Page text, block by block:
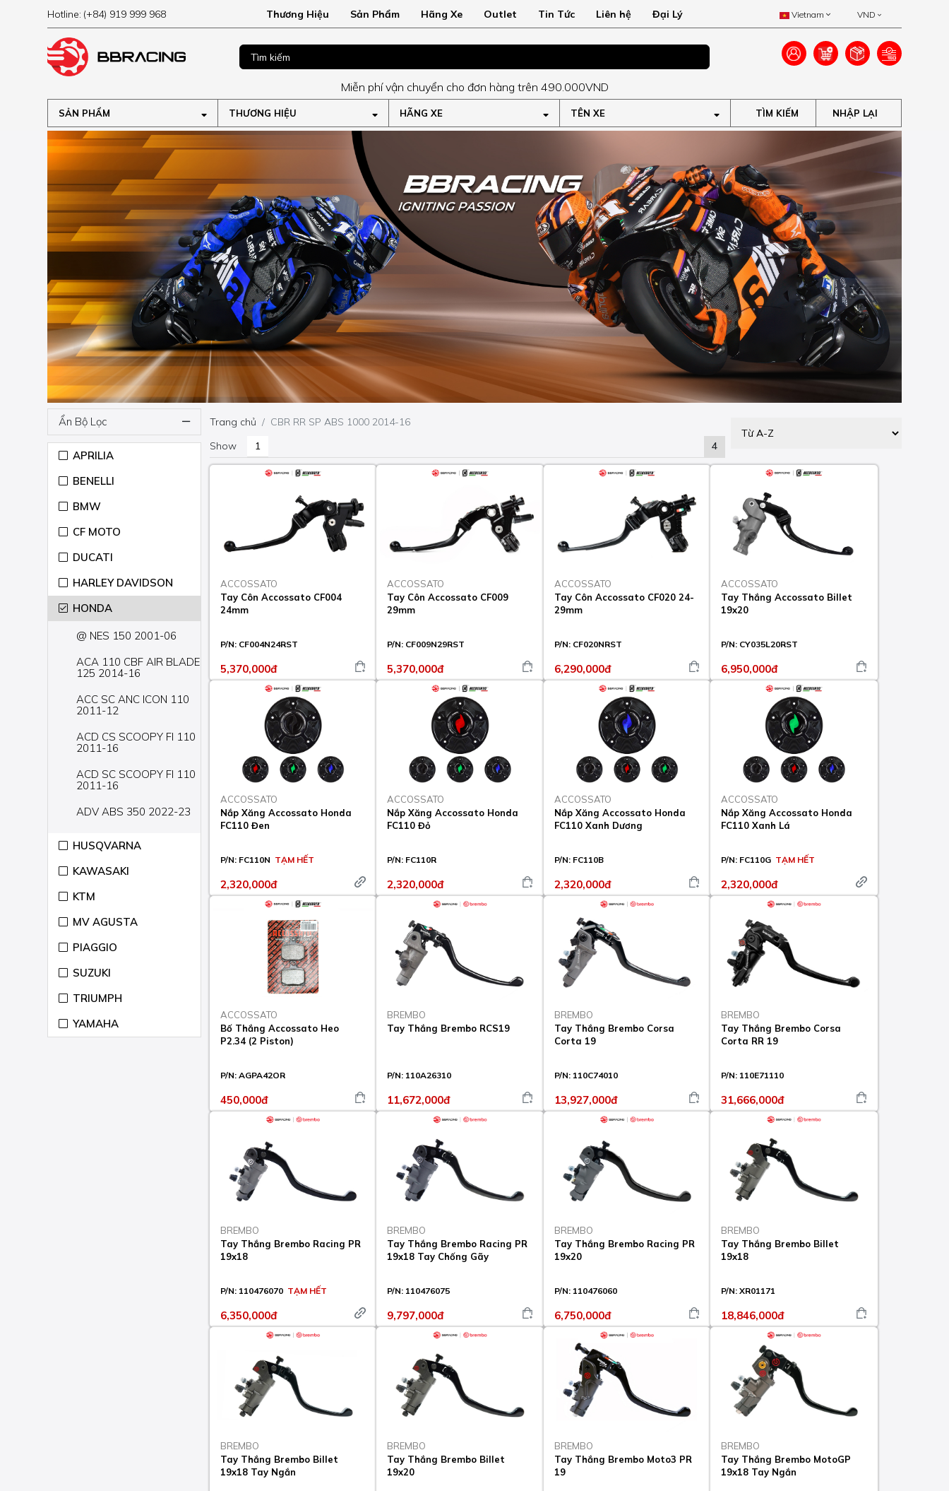
Hotline: (+84) 919 999 968 Thương Hiệu Sản Phẩm Hãng Xe Outlet Tin Tức Liên hệ Đại Lý Vietnam VND
Miễn phí vận chuyển cho đơn hàng trên 490.000VND
SẢN PHẨM THƯƠNG HIỆU HÃNG XE TÊN XE TÌM KIẾM
Ẩn Bộ Lọc
APRILIA
BENELLI
BMW
CF MOTO
DUCATI
HARLEY DAVIDSON
HONDA
@ NES 150 2001-06
ACA 110 CBF AIR BLADE
125 2014-16
ACC SC ANC ICON 110
2011-12
ACD CS SCOOPY FI 110
2011-16
ACD SC SCOOPY FI 110
2011-16
ADV ABS 350 2022-23
CA SUPER CUB 125
2019-22
CB 300 2010
CB ABS 1100 2013
CB ABS 1100 2014-15
CB EX 1100 2014-16
CB EX ABS 1100 2017-
20
HUSQVARNA
KAWASAKI
KTM
MV AGUSTA
PIAGGIO
SUZUKI
TRIUMPH
YAMAHA
Trang chủ
CBR RR SP ABS 1000 2014-16
Show
4
ACCOSSATO
Tay Côn Accossato CF004
24mm
P/N: CF004N24RST
5,370,000đ
ACCOSSATO
Tay Côn Accossato CF009
29mm
P/N: CF009N29RST
5,370,000đ
ACCOSSATO
Tay Côn Accossato CF020 24-
29mm
P/N: CF020NRST
6,290,000đ
ACCOSSATO
Tay Thắng Accossato Billet
19x20
P/N: CY035L20RST
6,950,000đ
ACCOSSATO
Nắp Xăng Accossato Honda
FC110 Đen
P/N: FC110N TẠM HẾT
2,320,000đ
ACCOSSATO
Nắp Xăng Accossato Honda
FC110 Đỏ
P/N: FC110R
2,320,000đ
ACCOSSATO
Nắp Xăng Accossato Honda
FC110 Xanh Dương
P/N: FC110B
2,320,000đ
ACCOSSATO
Nắp Xăng Accossato Honda
FC110 Xanh Lá
P/N: FC110G TẠM HẾT
2,320,000đ
ACCOSSATO
Bố Thắng Accossato Heo
P2.34 (2 Piston)
P/N: AGPA42OR
450,000đ
BREMBO
Tay Thắng Brembo RCS19
P/N: 110A26310
11,672,000đ
BREMBO
Tay Thắng Brembo Corsa
Corta 19
P/N: 110C74010
13,927,000đ
BREMBO
Tay Thắng Brembo Corsa
Corta RR 19
P/N: 110E71110
31,666,000đ
BREMBO
Tay Thắng Brembo Racing PR
19x18
P/N: 110476070 TẠM HẾT
6,350,000đ
BREMBO
Tay Thắng Brembo Racing PR
19x18 Tay Chống Gãy
P/N: 110476075
9,797,000đ
BREMBO
Tay Thắng Brembo Racing PR
19x20
P/N: 110476060
6,750,000đ
BREMBO
Tay Thắng Brembo Billet
19x18
P/N: XR01171
18,846,000đ
BREMBO
Tay Thắng Brembo Billet
19x18 Tay Ngắn
BREMBO
Tay Thắng Brembo Billet
19x20
BREMBO
Tay Thắng Brembo Moto3 PR
19
BREMBO
Tay Thắng Brembo MotoGP
19x18 Tay Ngắn